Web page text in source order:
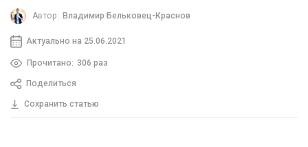
Автор: Владимир Бельковец-Краснов
Актуально на 25.06.2021
Прочитано: 306 раз
Поделиться
Сохранить статью